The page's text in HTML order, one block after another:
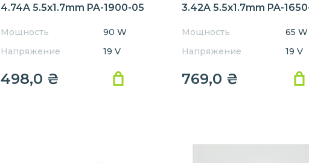
4.74A 5.5x1.7mm PA-1900-05
Мощность
90 W
Напряжение
19 V
498,0 ₴
3.42A 5.5x1.7mm PA-
Мощность
65 W
Напряжение
19 V
769,0 ₴